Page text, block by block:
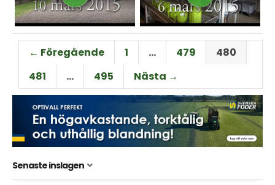
← Föregående 1 … 479
480
481
… 495 Nästa →
Senaste inslagen